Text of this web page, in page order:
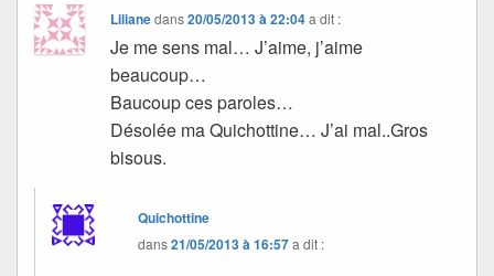
Lilianedans20/05/2013 à 22:04 a dit :
Je me sens mal… J’aime, j’aime
beaucoup…
Baucoup ces paroles…
Désolée ma Quichottine… J’ai mal..Gros
bisous.
Quichottine
dans21/05/2013 à 16:57a dit :